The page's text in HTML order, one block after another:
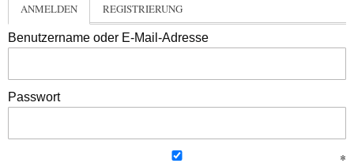
ANMELDEN REGISTRIERUNG
Benutzername oder E-Mail-Adresse
Passwort